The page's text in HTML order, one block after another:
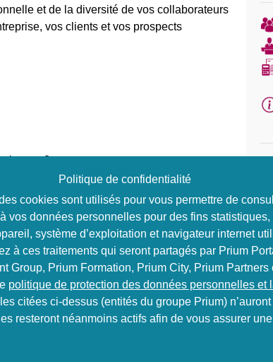
et de la diversité de vos collaborateurs
vos clients et vos prospects
t-on ?
Skills pour les Entreprises : Personnalité et
pour l’entreprise ? Pour le
humaines et relationnelles de
la résilience, favoriser la bienveillance, pour
souhaitée avec le client final
Politique de confidentialité
cookies sont utilisés pour vous permettre de
vos données personnelles pour des fins
système d’exploitation et navigateur internet
à ces traitements qui seront partagés par Prium
Group, Prium Formation, Prium City, Prium
politique de protection des données personnelles et
citées ci-dessus (entités du groupe Prium)
resteront néanmoins actifs afin de vous assurer